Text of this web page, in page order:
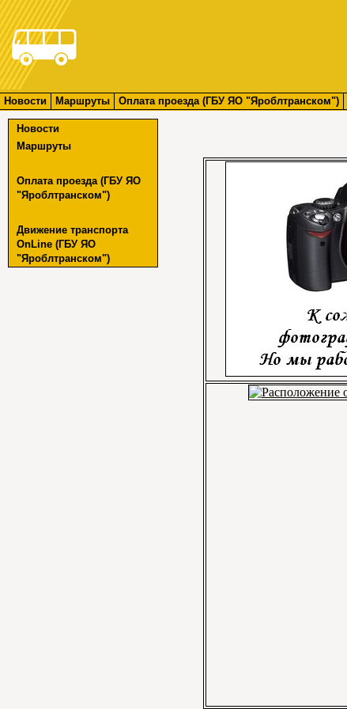
Новости Маршруты Оплата проезда (ГБУ ЯО "Яроблтранском")
Новости
Маршруты
Оплата проезда (ГБУ ЯО
"Яроблтранском")
Движение транспорта
OnLine (ГБУ ЯО
"Яроблтранском")